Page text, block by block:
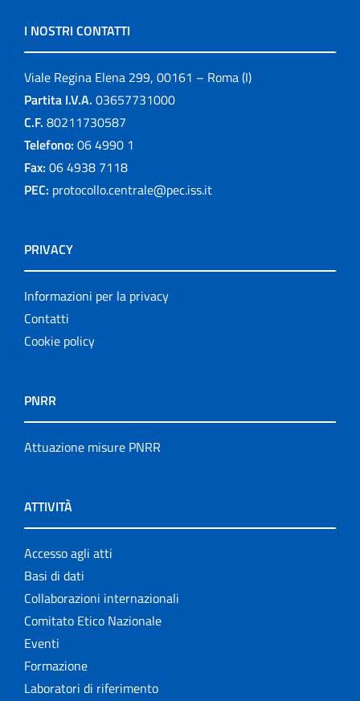
I NOSTRI CONTATTI
Viale Regina Elena 299, 00161 – Roma (I)
Partita I.V.A. 03657731000
C.F. 80211730587
Telefono: 06 4990 1
Fax: 06 4938 7118
PEC: protocollo.centrale@pec.iss.it
PRIVACY
Informazioni per la privacy
Contatti
Cookie policy
PNRR
Attuazione misure PNRR
ATTIVITÀ
Accesso agli atti
Basi di dati
Collaborazioni internazionali
Comitato Etico Nazionale
Eventi
Formazione
Laboratori di riferimento